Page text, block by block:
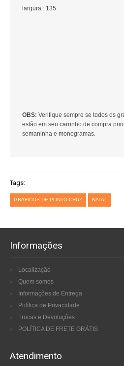
largura : 135
OBS: Verifique sempre se todos os
estão em seu carrinho de compra
semaninha e monogramas.
Tags:
GRAFICOS DE PONTO CRUZ NATAL
Informações
Localização
Quem somos
Informações de Entrega
Política de Privacidade
Trocas e Devoluções
POLÍTICA DE FRETE GRÁTIS
Atendimento